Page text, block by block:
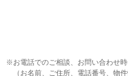
お電話でのご相談、お問い合わせ
（お名前、ご住所、電話番号、物